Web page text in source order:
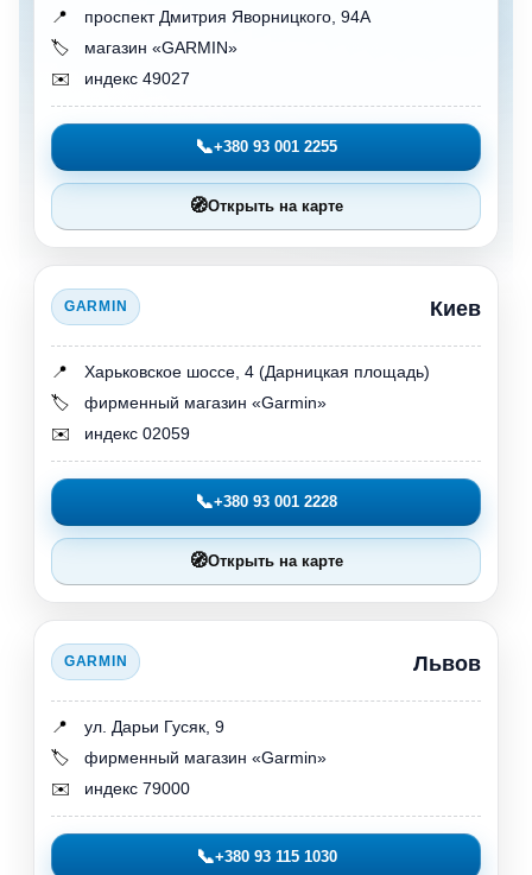
📍
проспект Дмитрия Яворницкого, 94А
🏷️
магазин «GARMIN»
✉️
индекс 49027
📞+380 93 001 2255
🧭Открыть на карте
GARMIN Киев
📍
Харьковское шоссе, 4 (Дарницкая площадь)
🏷️
фирменный магазин «Garmin»
✉️
индекс 02059
📞+380 93 001 2228
🧭Открыть на карте
GARMIN Львов
📍
ул. Дарьи Гусяк, 9
🏷️
фирменный магазин «Garmin»
✉️
индекс 79000
📞+380 93 115 1030